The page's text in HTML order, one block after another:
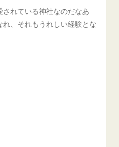
れている神社なのだなあ
、それもうれしい経験とな